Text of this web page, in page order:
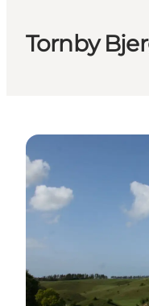
Tornby